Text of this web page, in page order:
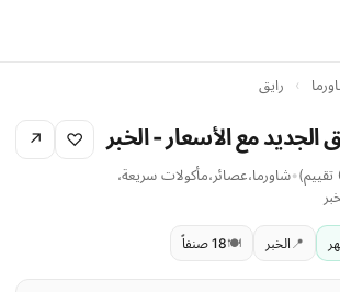
› رايق
الجديد مع الأسعار - الخبر
•شاورما،عصائر،مأكولات سريعة،
♡
↗
📍 الخبر 🍽️18 صنفاً